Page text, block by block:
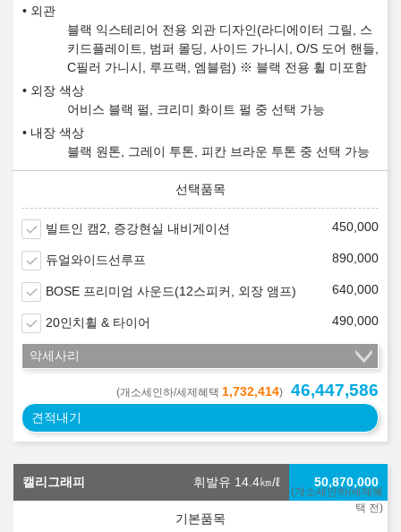
외관
블랙 익스테리어 전용 외관 디자인(라디에이터 그릴, 스
키드플레이트, 범퍼 몰딩, 사이드 가니시, O/S 도어 핸들,
C필러 가니시, 루프랙, 엠블럼) ※ 블랙 전용 휠 미포함
외장 색상
어비스 블랙 펄, 크리미 화이트 펄 중 선택 가능
내장 색상
블랙 원톤, 그레이 투톤, 피칸 브라운 투톤 중 선택 가능
빌트인 캠2, 증강현실 내비게이션 450,000
듀얼와이드선루프 890,000
BOSE 프리미엄 사운드(12스피커, 외장 앰프) 640,000
20인치휠 & 타이어 490,000
악세사리
(개소세인하/세제혜택 1,732,414) 46,447,586
견적내기
캘리그래피 휘발유 14.4㎞/ℓ
(개소세인하/세제혜
택 전)
50,870,000